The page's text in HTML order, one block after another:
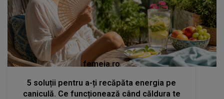
femeia.ro
5 soluții pentru a-ți recăpăta energia pe
caniculă. Ce funcționează când căldura te